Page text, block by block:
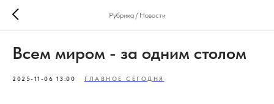
Рубрика / Новости
Всем миром - за одним столом
2025-11-06 13:00 ГЛАВНОЕ СЕГОДНЯ